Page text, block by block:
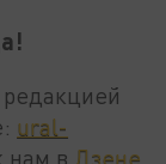
ural-
нам в Дзене